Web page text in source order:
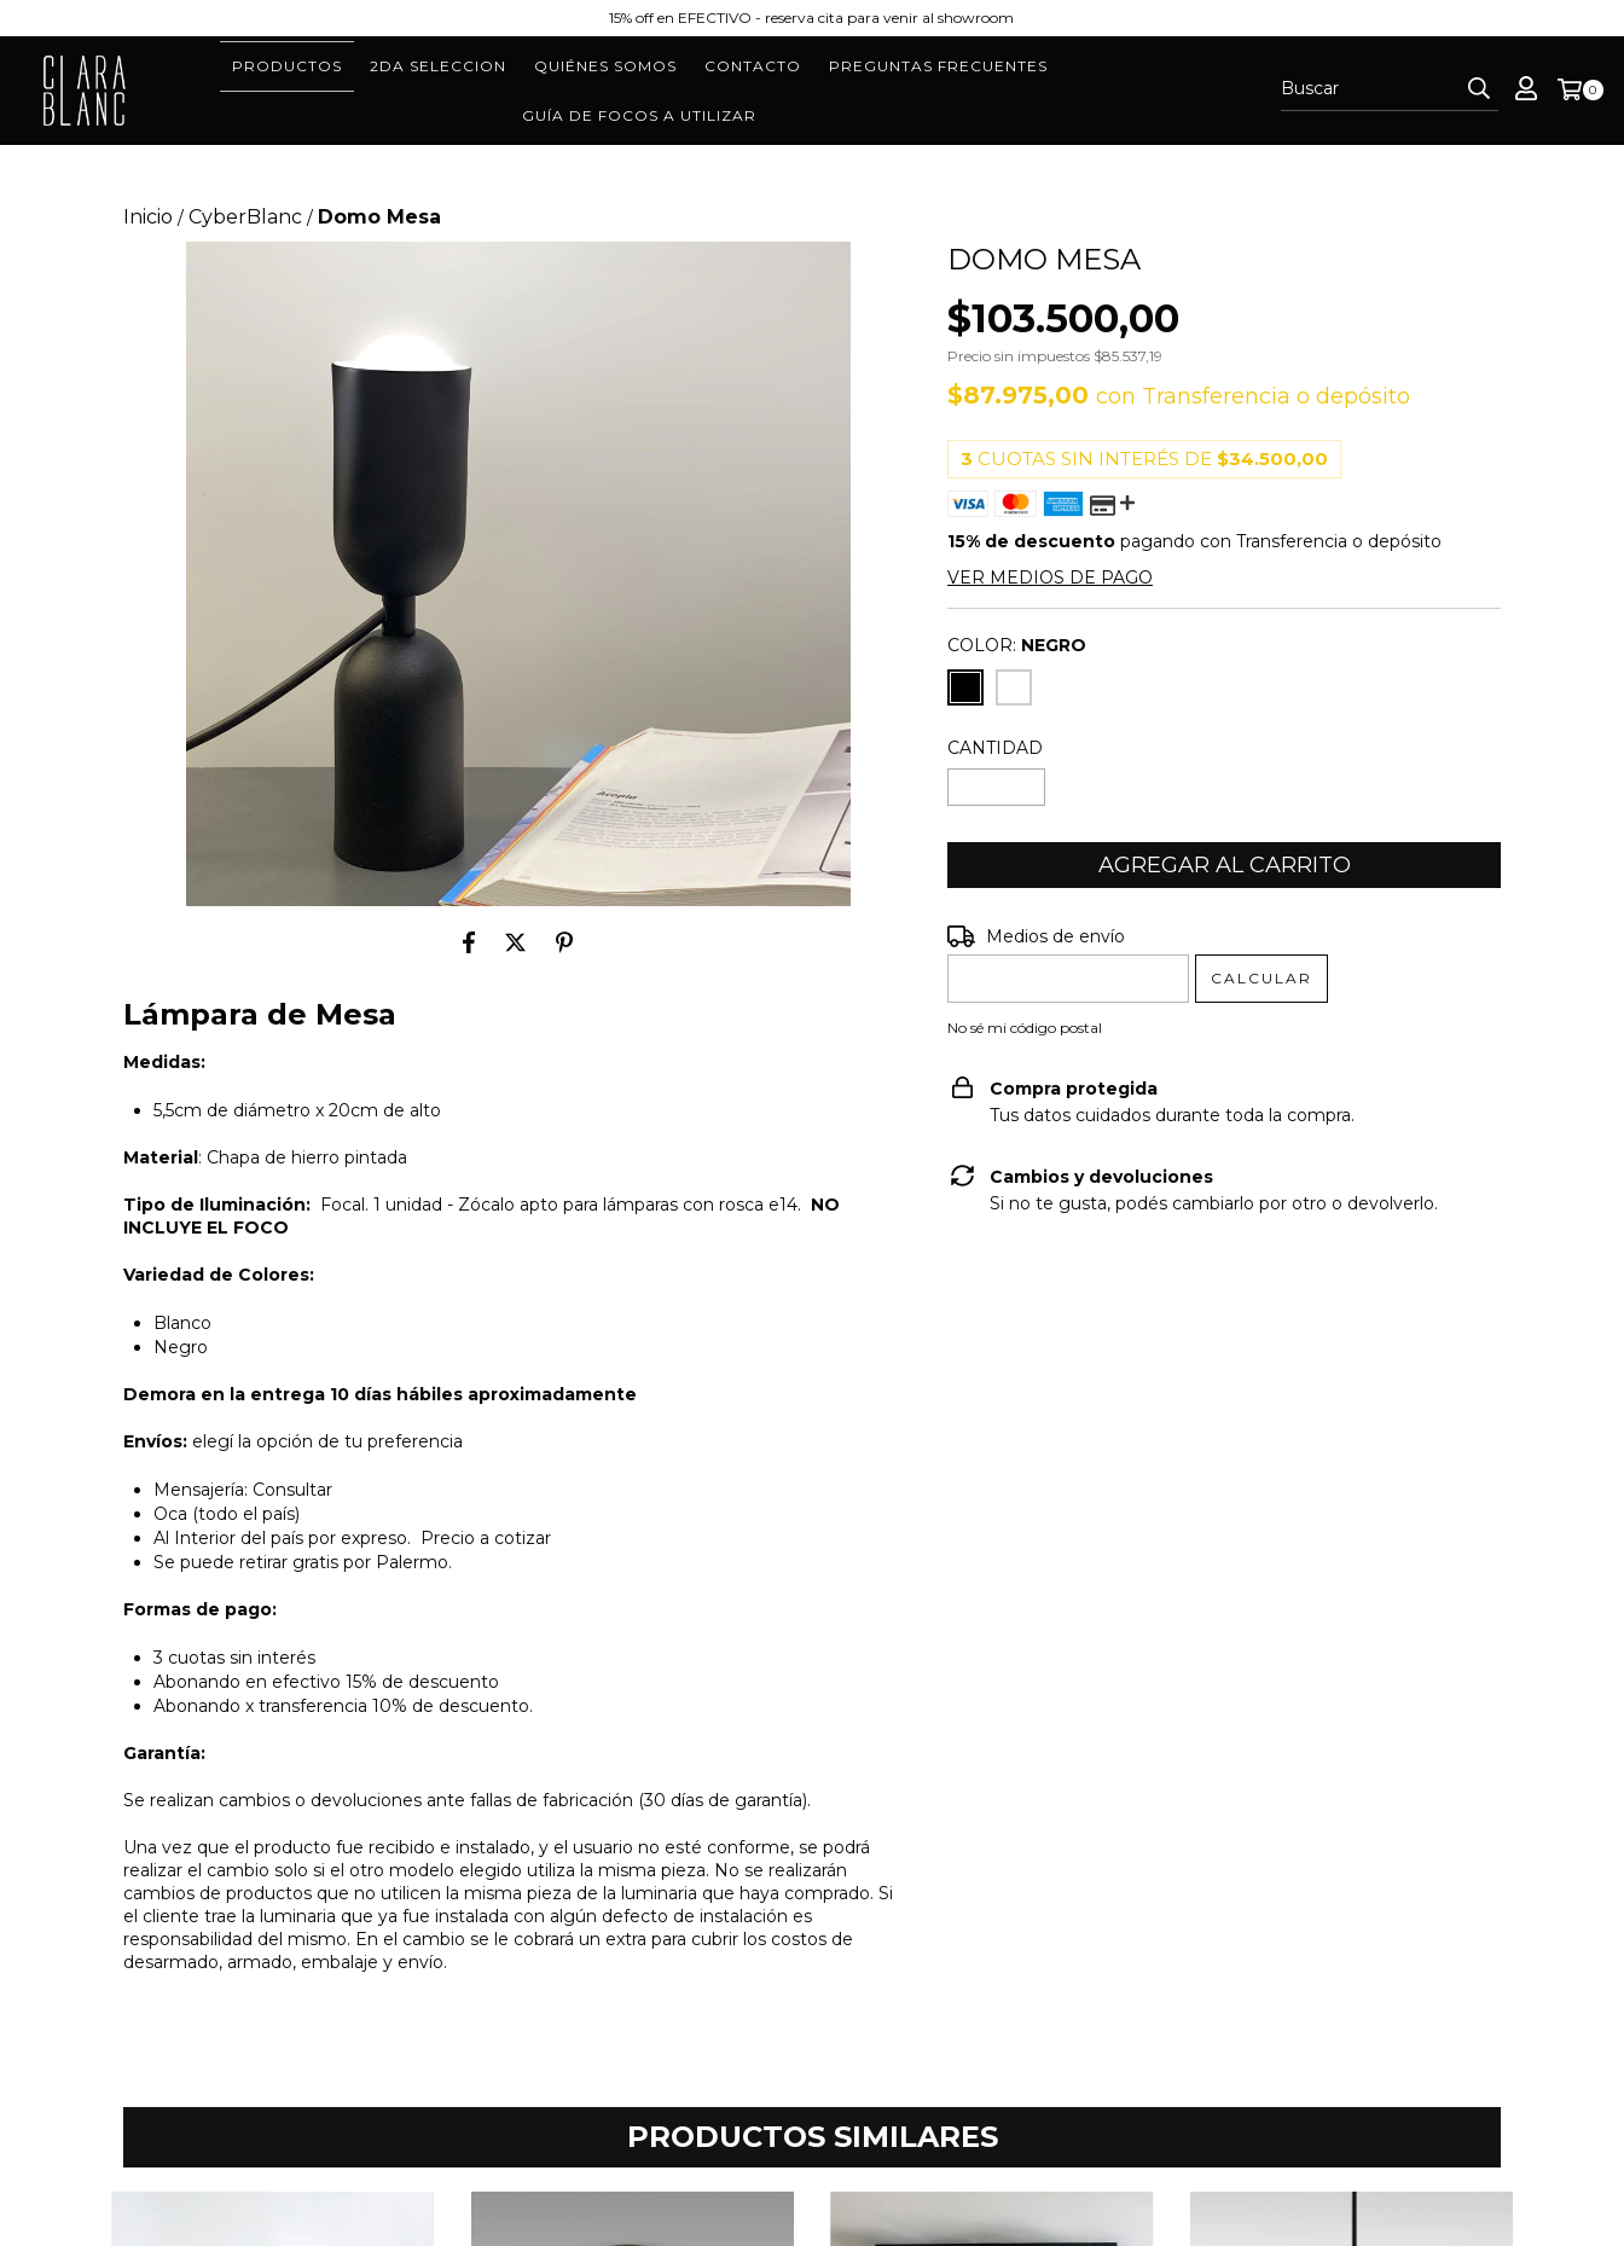
15% off en EFECTIVO - reserva cita para venir al showroom
PRODUCTOS 2DA SELECCION QUIÉNES SOMOS CONTACTO PREGUNTAS FRECUENTES
GUÍA DE FOCOS A UTILIZAR
0
Inicio / CyberBlanc / Domo Mesa
Lámpara de Mesa
Medidas:
5,5cm de diámetro x 20cm de alto
Material: Chapa de hierro pintada
Tipo de Iluminación: Focal. 1 unidad - Zócalo apto para lámparas con rosca e14. NO
INCLUYE EL FOCO
Variedad de Colores:
Blanco
Negro
Demora en la entrega 10 días hábiles aproximadamente
Envíos: elegí la opción de tu preferencia
Mensajería: Consultar
Oca (todo el país)
Al Interior del país por expreso. Precio a cotizar
Se puede retirar gratis por Palermo.
Formas de pago:
3 cuotas sin interés
Abonando en efectivo 15% de descuento
Abonando x transferencia 10% de descuento.
Garantía:
Se realizan cambios o devoluciones ante fallas de fabricación (30 días de garantía).
Una vez que el producto fue recibido e instalado, y el usuario no esté conforme, se podrá
realizar el cambio solo si el otro modelo elegido utiliza la misma pieza. No se realizarán
cambios de productos que no utilicen la misma pieza de la luminaria que haya comprado. Si
el cliente trae la luminaria que ya fue instalada con algún defecto de instalación es
responsabilidad del mismo. En el cambio se le cobrará un extra para cubrir los costos de
desarmado, armado, embalaje y envío.
DOMO MESA
$103.500,00
Precio sin impuestos $85.537,19
$87.975,00con Transferencia o depósito
3 CUOTAS SIN INTERÉS DE $34.500,00
15% de descuento pagando con Transferencia o depósito
VER MEDIOS DE PAGO
COLOR: NEGRO
CANTIDAD
Entregas para el CP:
Medios de envío
CALCULAR
No sé mi código postal
Compra protegida
Tus datos cuidados durante toda la compra.
Cambios y devoluciones
Si no te gusta, podés cambiarlo por otro o devolverlo.
PRODUCTOS SIMILARES